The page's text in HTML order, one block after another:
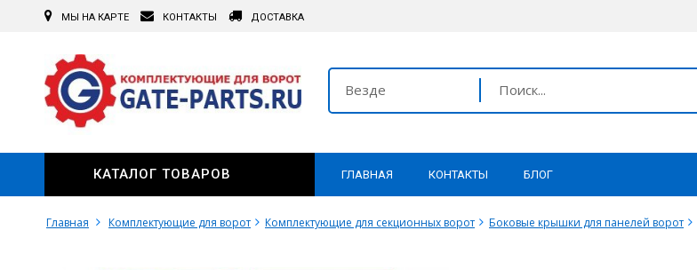
МЫ НА КАРТЕ КОНТАКТЫ ДОСТАВКА
Везде
ГЛАВНАЯ КОНТАКТЫ БЛОГ
КАТАЛОГ ТОВАРОВ
Главная Комплектующие для ворот Комплектующие для секционных ворот Боковые крышки для панелей ворот